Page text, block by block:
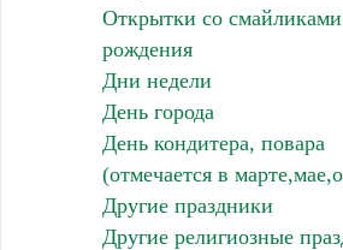
Открытки со
рождения
Дни недели
День города
День кондитера, повара
(отмечается в
Другие праздники
Другие религиозные